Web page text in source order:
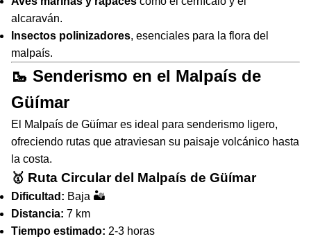
alcaraván.
Insectos polinizadores, esenciales para la flora del
malpaís.
🥾 Senderismo en el Malpaís de
Güímar
El Malpaís de Güímar es ideal para senderismo ligero,
ofreciendo rutas que atraviesan su paisaje volcánico hasta
la costa.
🥇 Ruta Circular del Malpaís de Güímar
Dificultad: Baja 🏜
Distancia: 7 km
Tiempo estimado: 2-3 horas